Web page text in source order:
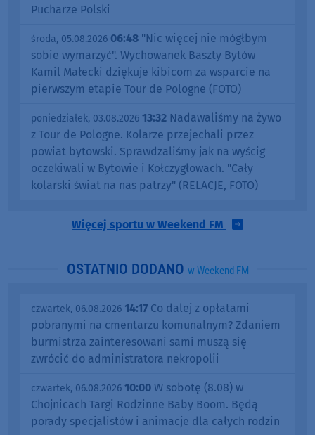
Pucharze Polski
środa, 05.08.2026 06:48 "Nic więcej nie mógłbym
sobie wymarzyć". Wychowanek Baszty Bytów
Kamil Małecki dziękuje kibicom za wsparcie na
pierwszym etapie Tour de Pologne (FOTO)
poniedziałek, 03.08.2026 13:32 Nadawaliśmy na żywo
z Tour de Pologne. Kolarze przejechali przez
powiat bytowski. Sprawdzaliśmy jak na wyścig
oczekiwali w Bytowie i Kołczygłowach. "Cały
kolarski świat na nas patrzy" (RELACJE, FOTO)
Więcej sportu w Weekend FM
OSTATNIO DODANO w Weekend FM
czwartek, 06.08.2026 14:17 Co dalej z opłatami
pobranymi na cmentarzu komunalnym? Zdaniem
burmistrza zainteresowani sami muszą się
zwrócić do administratora nekropolii
czwartek, 06.08.2026 10:00 W sobotę (8.08) w
Chojnicach Targi Rodzinne Baby Boom. Będą
porady specjalistów i animacje dla całych rodzin